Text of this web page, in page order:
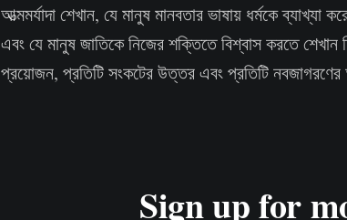
আত্মমর্যাদা শেখান, যে মানুষ মানবতার ভাষায় ধর্মকে
এবং যে মানুষ জাতিকে নিজের শক্তিতে বিশ্বাস করতে শেখান
প্রয়োজন, প্রতিটি সংকটের উত্তর এবং প্রতিটি নবজাগরণের
Sign up for